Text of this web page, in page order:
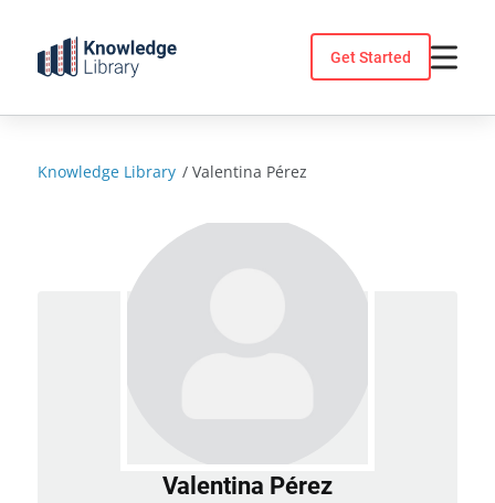
content
Get Started
Knowledge Library /Valentina Pérez
Valentina Pérez